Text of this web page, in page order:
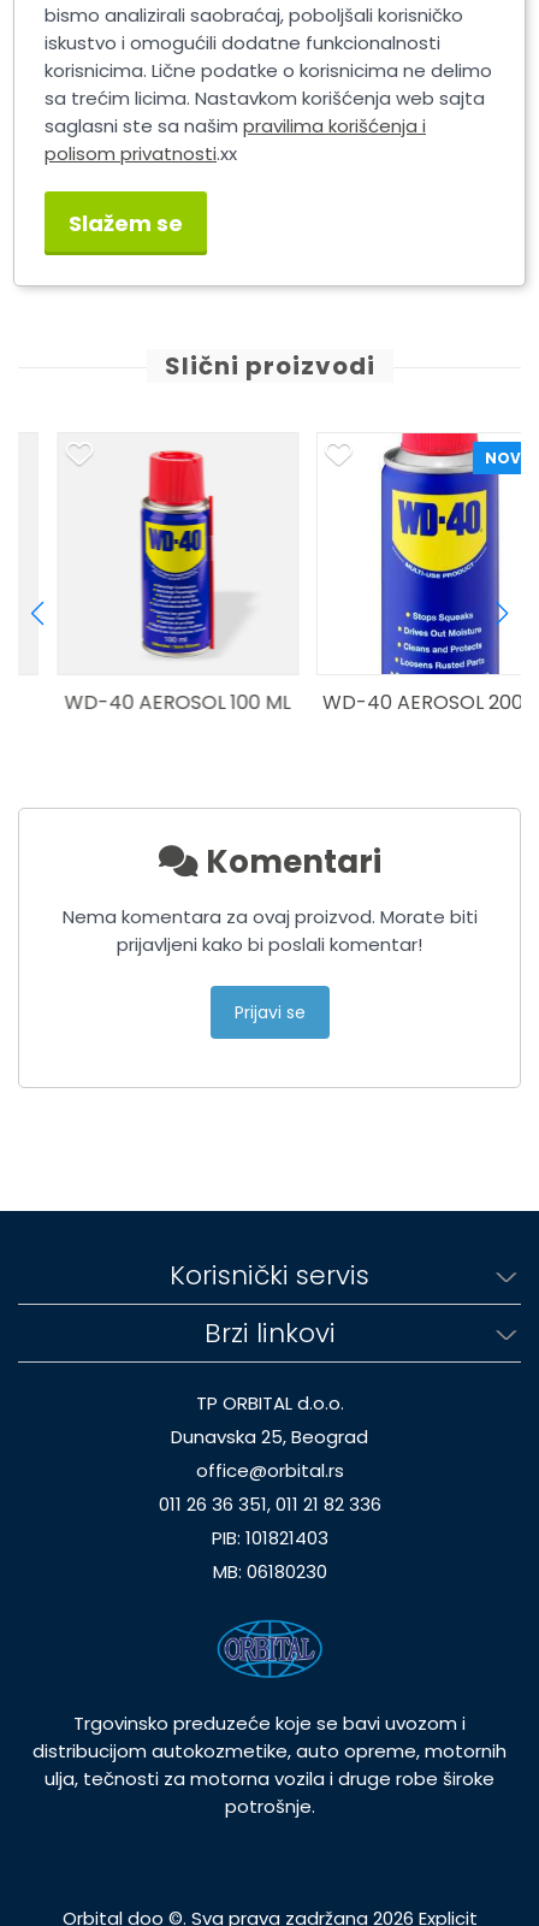
super fast cut compound
Slični proizvodi
WD-40 AEROSOL 100 ML
NOVO!
WD-40 AEROSOL 200 ML
Komentari
Nema komentara za ovaj proizvod. Morate biti
prijavljeni kako bi poslali komentar!
Prijavi se
Korisnički servis
Brzi linkovi
TP ORBITAL d.o.o.
Dunavska 25, Beograd
office@orbital.rs
011 26 36 351, 011 21 82 336
PIB: 101821403
MB: 06180230
Trgovinsko preduzeće koje se bavi uvozom i
distribucijom autokozmetike, auto opreme, motornih
ulja, tečnosti za motorna vozila i druge robe široke
potrošnje.
Orbital doo ©. Sva prava zadržana 2026 Explicit
bismo analizirali saobraćaj, poboljšali korisničko
iskustvo i omogućili dodatne funkcionalnosti
korisnicima. Lične podatke o korisnicima ne delimo
sa trećim licima. Nastavkom korišćenja web sajta
saglasni ste sa našimpravilima korišćenja i
polisom privatnosti.xx
Slažem se